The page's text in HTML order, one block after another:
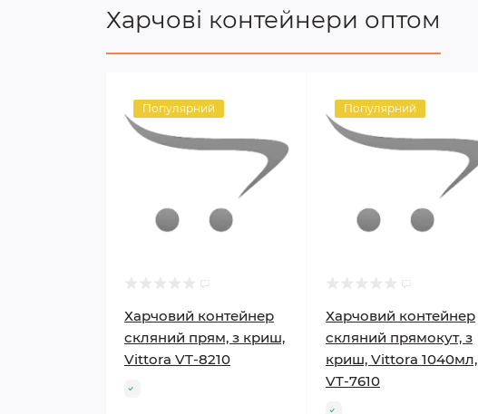
Харчові контейнери оптом
Популярний
Харчовий контейнер
скляний прям, з криш,
Vittora VT-8210
Популярний
Харчовий контейнер
скляний прямокут, з
криш, Vittora 1040мл,
VT-7610